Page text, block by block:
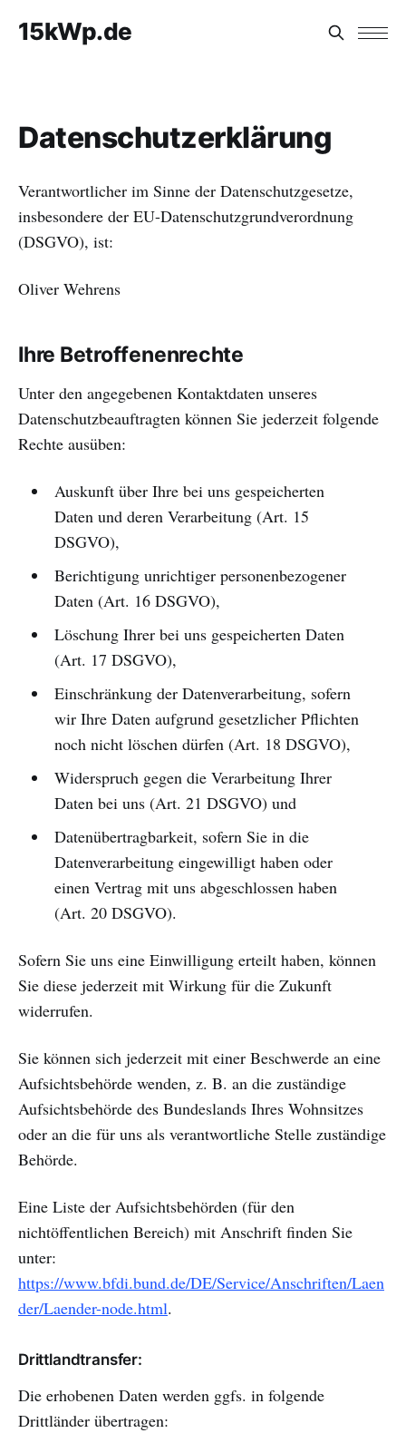
15kWp.de
Datenschutzerklärung
Verantwortlicher im Sinne der Datenschutzgesetze,
insbesondere der EU-Datenschutzgrundverordnung
(DSGVO), ist:
Oliver Wehrens
Ihre Betroffenenrechte
Unter den angegebenen Kontaktdaten unseres
Datenschutzbeauftragten können Sie jederzeit folgende
Rechte ausüben:
Auskunft über Ihre bei uns gespeicherten
Daten und deren Verarbeitung (Art. 15
DSGVO),
Berichtigung unrichtiger personenbezogener
Daten (Art. 16 DSGVO),
Löschung Ihrer bei uns gespeicherten Daten
(Art. 17 DSGVO),
Einschränkung der Datenverarbeitung, sofern
wir Ihre Daten aufgrund gesetzlicher Pflichten
noch nicht löschen dürfen (Art. 18 DSGVO),
Widerspruch gegen die Verarbeitung Ihrer
Daten bei uns (Art. 21 DSGVO) und
Datenübertragbarkeit, sofern Sie in die
Datenverarbeitung eingewilligt haben oder
einen Vertrag mit uns abgeschlossen haben
(Art. 20 DSGVO).
Sofern Sie uns eine Einwilligung erteilt haben, können
Sie diese jederzeit mit Wirkung für die Zukunft
widerrufen.
Sie können sich jederzeit mit einer Beschwerde an eine
Aufsichtsbehörde wenden, z. B. an die zuständige
Aufsichtsbehörde des Bundeslands Ihres Wohnsitzes
oder an die für uns als verantwortliche Stelle zuständige
Behörde.
Eine Liste der Aufsichtsbehörden (für den
nichtöffentlichen Bereich) mit Anschrift finden Sie
unter:
https://www.bfdi.bund.de/DE/Service/Anschriften/Laen
der/Laender-node.html.
Drittlandtransfer:
Die erhobenen Daten werden ggfs. in folgende
Drittländer übertragen: